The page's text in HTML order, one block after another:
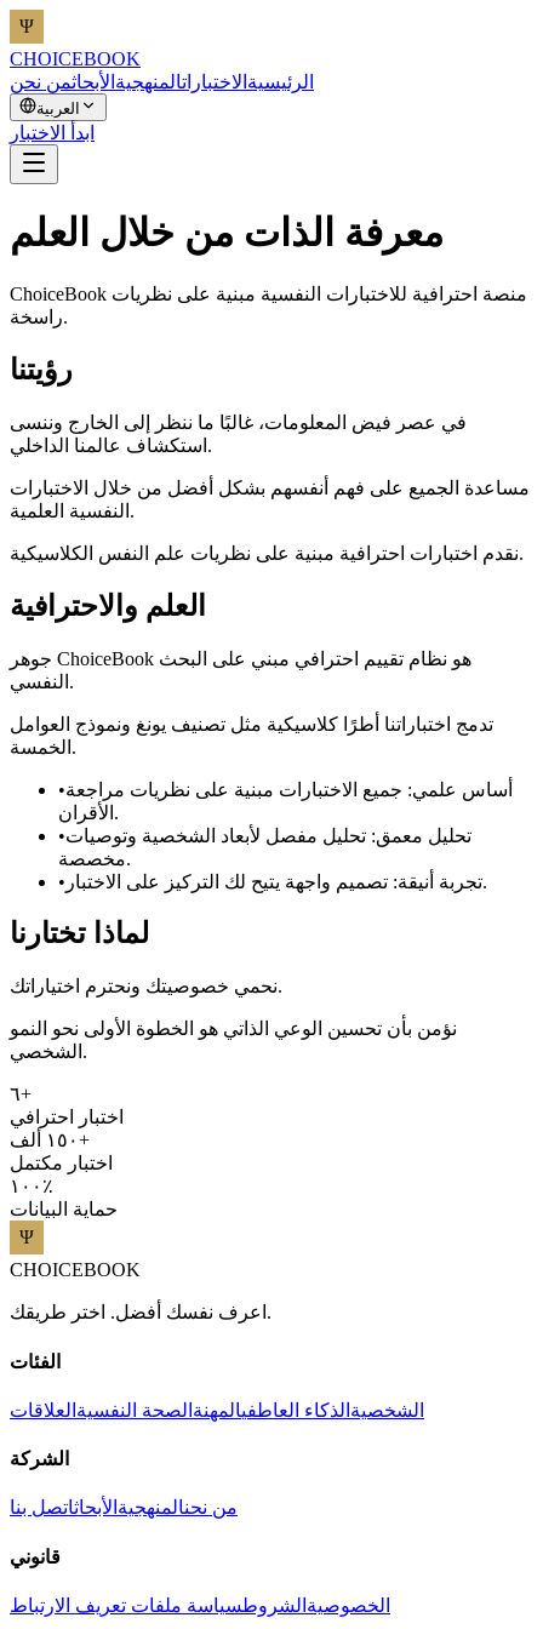
CHOICEBOOK
الرئيسية الاختباراتالمنهجية الأبحاثمن نحن
العربية
ابدأ الاختبار
معرفة الذات من خلال العلم
ChoiceBook منصة احترافية للاختبارات النفسية مبنية على نظريات
راسخة.
رؤيتنا
في عصر فيض المعلومات، غالبًا ما ننظر إلى الخارج وننسى
استكشاف عالمنا الداخلي.
مساعدة الجميع على فهم أنفسهم بشكل أفضل من خلال الاختبارات
النفسية العلمية.
نقدم اختبارات احترافية مبنية على نظريات علم النفس الكلاسيكية.
العلم والاحترافية
جوهر ChoiceBook هو نظام تقييم احترافي مبني على البحث
النفسي.
تدمج اختباراتنا أطرًا كلاسيكية مثل تصنيف يونغ ونموذج العوامل
الخمسة.
• أساس علمي: جميع الاختبارات مبنية على نظريات مراجعة
الأقران.
•
تحليل معمق: تحليل مفصل لأبعاد الشخصية وتوصيات
مخصصة.
•
تجربة أنيقة: تصميم واجهة يتيح لك التركيز على الاختبار.
لماذا تختارنا
نحمي خصوصيتك ونحترم اختياراتك.
نؤمن بأن تحسين الوعي الذاتي هو الخطوة الأولى نحو النمو
الشخصي.
٦+
اختبار احترافي
١٥٠ ألف+
اختبار مكتمل
١٠٠٪
حماية البيانات
CHOICEBOOK
اعرف نفسك أفضل. اختر طريقك.
الفئات
الشخصية الذكاء العاطفيالمهنة الصحة النفسية العلاقات
الشركة
من نحنالمنهجية الأبحاثاتصل بنا
قانوني
الخصوصية الشروطسياسة ملفات تعريف الارتباط